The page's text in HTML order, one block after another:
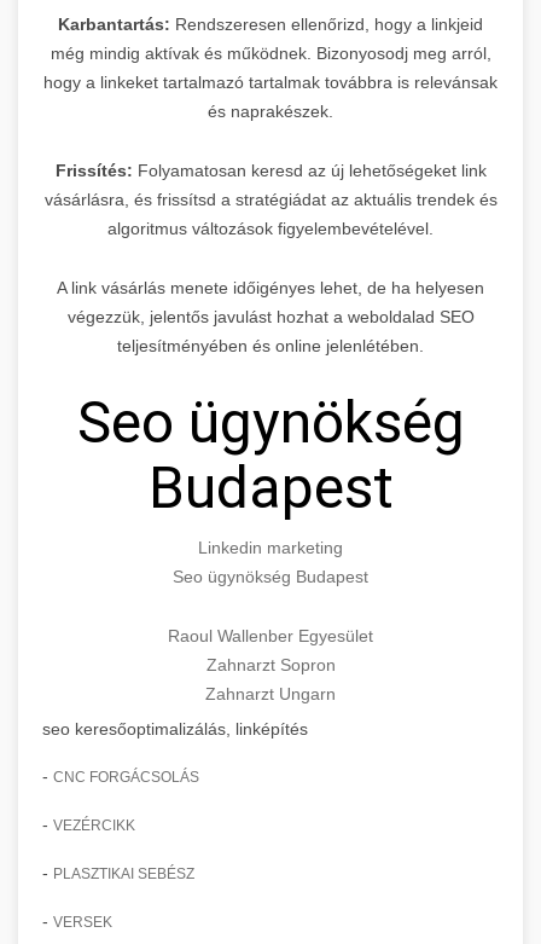
Karbantartás: Rendszeresen ellenőrizd, hogy a linkjeid
még mindig aktívak és működnek. Bizonyosodj meg arról,
hogy a linkeket tartalmazó tartalmak továbbra is relevánsak
és naprakészek.
Frissítés: Folyamatosan keresd az új lehetőségeket link
vásárlásra, és frissítsd a stratégiádat az aktuális trendek és
algoritmus változások figyelembevételével.
A link vásárlás menete időigényes lehet, de ha helyesen
végezzük, jelentős javulást hozhat a weboldalad SEO
teljesítményében és online jelenlétében.
Seo ügynökség
Budapest
Linkedin marketing
Seo ügynökség Budapest
Raoul Wallenber Egyesület
Zahnarzt Sopron
Zahnarzt Ungarn
seo keresőoptimalizálás, linképítés
- CNC FORGÁCSOLÁS
- VEZÉRCIKK
- PLASZTIKAI SEBÉSZ
- VERSEK